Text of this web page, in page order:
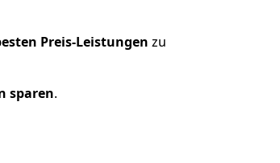
Preis-Leistungen zu
sparen.